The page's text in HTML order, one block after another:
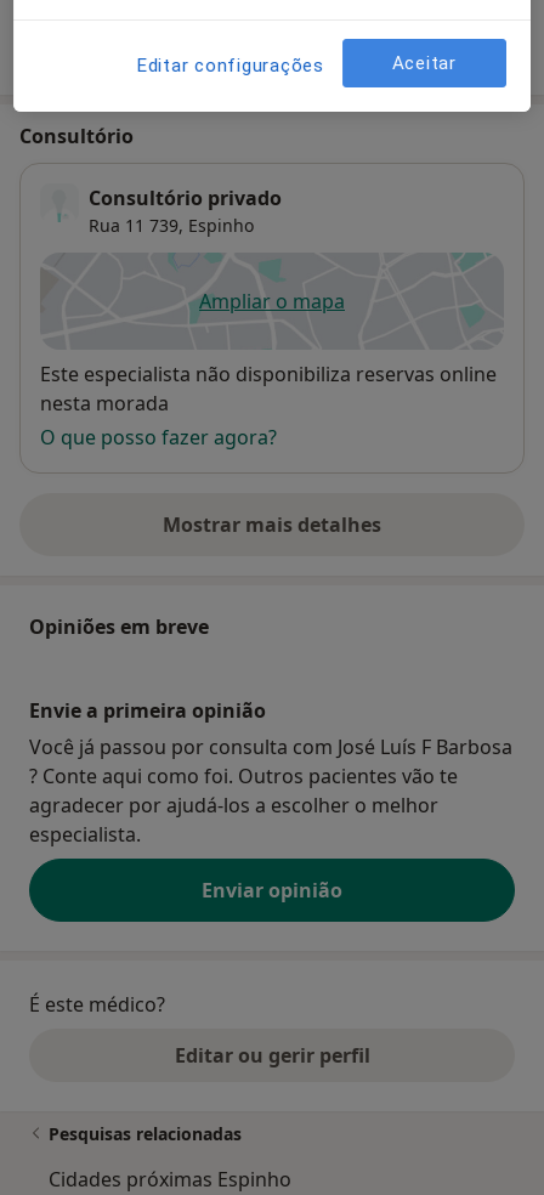
Consultório
Consultório privado
Rua 11 739, Espinho
Ampliar o mapaabre num novo separador
Disponibilidade
Este especialista não disponibiliza reservas online
nesta morada
O que posso fazer agora?
Mostrar mais detalhes
sobre o endereço
Opiniões em breve
Envie a primeira opinião
Você já passou por consulta com José Luís F Barbosa
? Conte aqui como foi. Outros pacientes vão te
agradecer por ajudá-los a escolher o melhor
especialista.
Enviar opinião
É este médico?
Editar ou gerir perfil
Pesquisas relacionadas
Cidades próximas Espinho
Editar configurações Aceitar